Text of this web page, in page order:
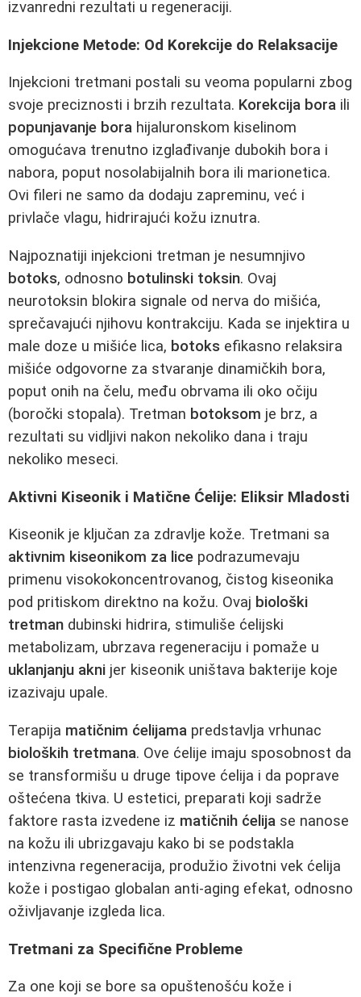
izvanredni rezultati u regeneraciji.
Injekcione Metode: Od Korekcije do Relaksacije
Injekcioni tretmani postali su veoma popularni zbog
svoje preciznosti i brzih rezultata. Korekcija bora ili
popunjavanje bora hijaluronskom kiselinom
omogućava trenutno izglađivanje dubokih bora i
nabora, poput nosolabijalnih bora ili marionetica.
Ovi fileri ne samo da dodaju zapreminu, već i
privlače vlagu, hidrirajući kožu iznutra.
Najpoznatiji injekcioni tretman je nesumnjivo
botoks, odnosno botulinski toksin. Ovaj
neurotoksin blokira signale od nerva do mišića,
sprečavajući njihovu kontrakciju. Kada se injektira u
male doze u mišiće lica, botoks efikasno relaksira
mišiće odgovorne za stvaranje dinamičkih bora,
poput onih na čelu, među obrvama ili oko očiju
(boročki stopala). Tretman botoksom je brz, a
rezultati su vidljivi nakon nekoliko dana i traju
nekoliko meseci.
Aktivni Kiseonik i Matične Ćelije: Eliksir Mladosti
Kiseonik je ključan za zdravlje kože. Tretmani sa
aktivnim kiseonikom za lice podrazumevaju
primenu visokokoncentrovanog, čistog kiseonika
pod pritiskom direktno na kožu. Ovaj biološki
tretman dubinski hidrira, stimuliše ćelijski
metabolizam, ubrzava regeneraciju i pomaže u
uklanjanju akni jer kiseonik uništava bakterije koje
izazivaju upale.
Terapija matičnim ćelijama predstavlja vrhunac
bioloških tretmana. Ove ćelije imaju sposobnost da
se transformišu u druge tipove ćelija i da poprave
oštećena tkiva. U estetici, preparati koji sadrže
faktore rasta izvedene iz matičnih ćelija se nanose
na kožu ili ubrizgavaju kako bi se podstakla
intenzivna regeneracija, produžio životni vek ćelija
kože i postigao globalan anti-aging efekat, odnosno
oživljavanje izgleda lica.
Tretmani za Specifične Probleme
Za one koji se bore sa opuštenošću kože i